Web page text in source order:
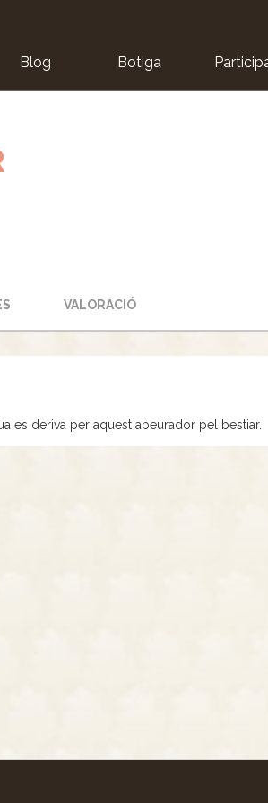
Blog Botiga
VALORACIÓ
es deriva per aquest abeurador pel bestiar.